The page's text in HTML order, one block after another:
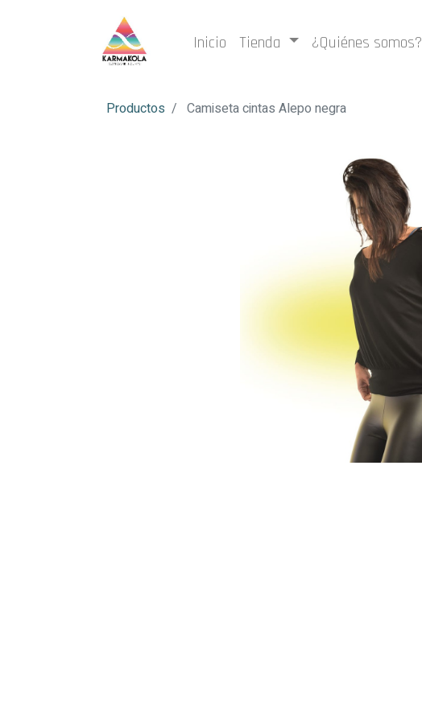
Inicio Tienda ¿Quiénes somos?
Productos Camiseta cintas Alepo negra